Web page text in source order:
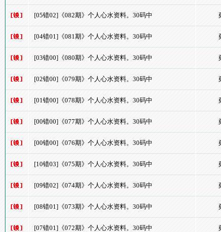
[05错02]《082期》个人心水资料。30码中
[04错01]《081期》个人心水资料。30码中
[03错00]《080期》个人心水资料。30码中
[02错00]《079期》个人心水资料。30码中
[01错00]《078期》个人心水资料。30码中
[00错00]《077期》个人心水资料。30码中
[00错00]《076期》个人心水资料。30码中
[10错03]《075期》个人心水资料。30码中
[09错02]《074期》个人心水资料。30码中
[08错01]《073期》个人心水资料。30码中
[07错01]《072期》个人心水资料。30码中